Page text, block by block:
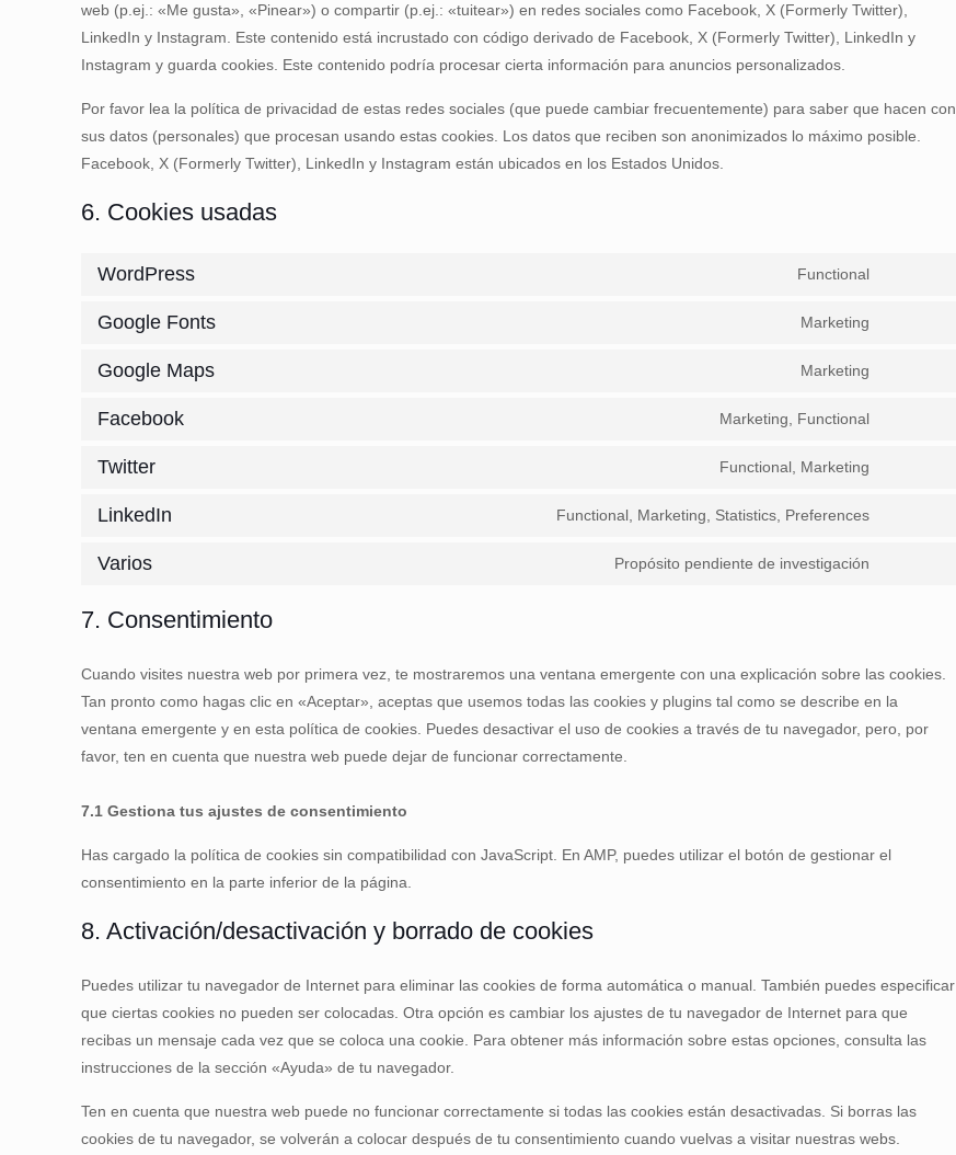
web (p.ej.: «Me gusta», «Pinear») o compartir (p.ej.: «tuitear») en redes sociales como Facebook, X (Formerly Twitter),
LinkedIn y Instagram. Este contenido está incrustado con código derivado de Facebook, X (Formerly Twitter), LinkedIn y
Instagram y guarda cookies. Este contenido podría procesar cierta información para anuncios personalizados.
Por favor lea la política de privacidad de estas redes sociales (que puede cambiar frecuentemente) para saber que hacen con
sus datos (personales) que procesan usando estas cookies. Los datos que reciben son anonimizados lo máximo posible.
Facebook, X (Formerly Twitter), LinkedIn y Instagram están ubicados en los Estados Unidos.
6. Cookies usadas
WordPress Functional
Google Fonts Marketing
Google Maps Marketing
Facebook Marketing, Functional
Twitter Functional, Marketing
LinkedIn Functional, Marketing, Statistics, Preferences
Varios Propósito pendiente de investigación
7. Consentimiento
Cuando visites nuestra web por primera vez, te mostraremos una ventana emergente con una explicación sobre las cookies.
Tan pronto como hagas clic en «Aceptar», aceptas que usemos todas las cookies y plugins tal como se describe en la
ventana emergente y en esta política de cookies. Puedes desactivar el uso de cookies a través de tu navegador, pero, por
favor, ten en cuenta que nuestra web puede dejar de funcionar correctamente.
7.1 Gestiona tus ajustes de consentimiento
Has cargado la política de cookies sin compatibilidad con JavaScript. En AMP, puedes utilizar el botón de gestionar el
consentimiento en la parte inferior de la página.
8. Activación/desactivación y borrado de cookies
Puedes utilizar tu navegador de Internet para eliminar las cookies de forma automática o manual. También puedes especificar
que ciertas cookies no pueden ser colocadas. Otra opción es cambiar los ajustes de tu navegador de Internet para que
recibas un mensaje cada vez que se coloca una cookie. Para obtener más información sobre estas opciones, consulta las
instrucciones de la sección «Ayuda» de tu navegador.
Ten en cuenta que nuestra web puede no funcionar correctamente si todas las cookies están desactivadas. Si borras las
cookies de tu navegador, se volverán a colocar después de tu consentimiento cuando vuelvas a visitar nuestras webs.